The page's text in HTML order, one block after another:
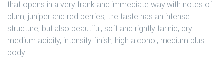
that opens in a very frank and immediate way with notes of
plum, juniper and red berries, the taste has an intense
structure, but also beautiful, soft and rightly tannic, dry
medium acidity, intensity finish, high alcohol, medium plus
body.